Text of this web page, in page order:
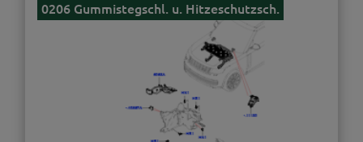
0206 Gummistegschl. u. Hitzeschutzsch.